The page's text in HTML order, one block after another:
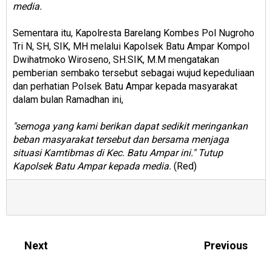
media.
Sementara itu, Kapolresta Barelang Kombes Pol Nugroho
Tri N, SH, SIK, MH melalui Kapolsek Batu Ampar Kompol
Dwihatmoko Wiroseno, SH.SIK, M.M mengatakan
pemberian sembako tersebut sebagai wujud kepeduliaan
dan perhatian Polsek Batu Ampar kepada masyarakat
dalam bulan Ramadhan ini,
"semoga yang kami berikan dapat sedikit meringankan
beban masyarakat tersebut dan bersama menjaga
situasi Kamtibmas di Kec. Batu Ampar ini." Tutup
Kapolsek Batu Ampar kepada media. (Red)
Next Previous